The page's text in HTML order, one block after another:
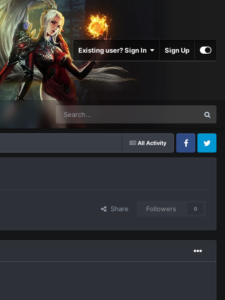
Existing user? Sign In Sign Up
All Activity
FacebookTwitter
Share Followers 0